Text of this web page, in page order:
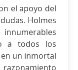
el apoyo del
Holmes
a todos los
un inmortal